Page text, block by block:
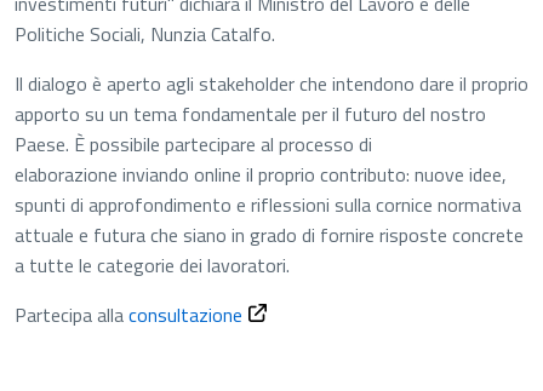
Politiche Sociali, Nunzia Catalfo.
Il dialogo è aperto agli stakeholder che intendono dare il proprio
apporto su un tema fondamentale per il futuro del nostro
Paese. È possibile partecipare al processo di
elaborazione inviando online il proprio contributo: nuove idee,
spunti di approfondimento e riflessioni sulla cornice normativa
attuale e futura che siano in grado di fornire risposte concrete
a tutte le categorie dei lavoratori.
Partecipa allaconsultazione